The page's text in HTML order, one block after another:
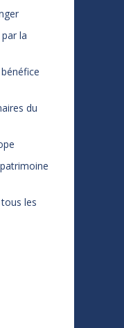
la
du
les